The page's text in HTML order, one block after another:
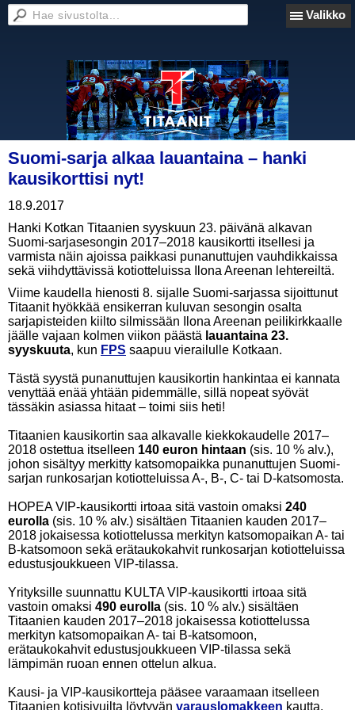
Valikko
Suomi-sarja alkaa lauantaina – hanki
kausikorttisi nyt!
18.9.2017
Hanki Kotkan Titaanien syyskuun 23. päivänä alkavan
Suomi-sarjasesongin 2017–2018 kausikortti itsellesi ja
varmista näin ajoissa paikkasi punanuttujen vauhdikkaissa
sekä viihdyttävissä kotiotteluissa Ilona Areenan lehtereiltä.
Viime kaudella hienosti 8. sijalle Suomi-sarjassa sijoittunut
Titaanit hyökkää ensikerran kuluvan sesongin osalta
sarjapisteiden kiilto silmissään Ilona Areenan peilikirkkaalle
jäälle vajaan kolmen viikon päästä lauantaina 23.
syyskuuta, kun FPS saapuu vierailulle Kotkaan.
Tästä syystä punanuttujen kausikortin hankintaa ei kannata
venyttää enää yhtään pidemmälle, sillä nopeat syövät
tässäkin asiassa hitaat – toimi siis heti!
Titaanien kausikortin saa alkavalle kiekkokaudelle 2017–
2018 ostettua itselleen 140 euron hintaan (sis. 10 % alv.),
johon sisältyy merkitty katsomopaikka punanuttujen Suomi-
sarjan runkosarjan kotiotteluissa A-, B-, C- tai D-katsomosta.
HOPEA VIP-kausikortti irtoaa sitä vastoin omaksi 240
eurolla (sis. 10 % alv.) sisältäen Titaanien kauden 2017–
2018 jokaisessa kotiottelussa merkityn katsomopaikan A- tai
B-katsomoon sekä erätaukokahvit runkosarjan kotiotteluissa
edustusjoukkueen VIP-tilassa.
Yrityksille suunnattu KULTA VIP-kausikortti irtoaa sitä
vastoin omaksi 490 eurolla (sis. 10 % alv.) sisältäen
Titaanien kauden 2017–2018 jokaisessa kotiottelussa
merkityn katsomopaikan A- tai B-katsomoon,
erätaukokahvit edustusjoukkueen VIP-tilassa sekä
lämpimän ruoan ennen ottelun alkua.
Kausi- ja VIP-kausikortteja pääsee varaamaan itselleen
Titaanien kotisivuilta löytyvän varauslomakkeen kautta,